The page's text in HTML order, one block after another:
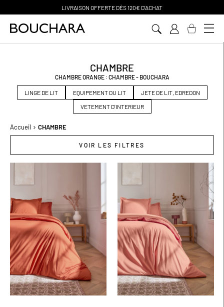
PAIEMENT EN 3 SANS FRAIS
CHAMBRE ORANGE : CHAMBRE - BOUCHARA
CHAMBRE
LINGE DE LIT EQUIPEMENT DU LIT
JETE DE LIT, EDREDON
VETEMENT D'INTERIEUR
Accueil CHAMBRE
VOIR LES FILTRES